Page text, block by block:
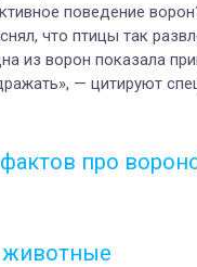
поведение
что птицы так
из ворон показала
— цитируют
про